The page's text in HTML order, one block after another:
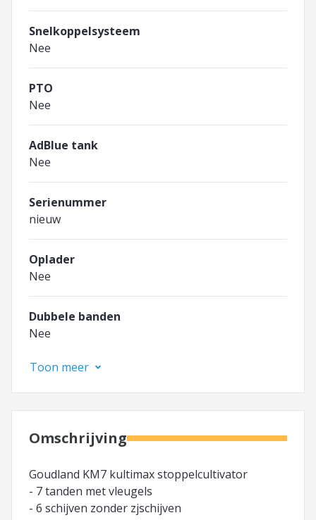
Snelkoppelsysteem
Nee
PTO
Nee
AdBlue tank
Nee
Serienummer
nieuw
Oplader
Nee
Dubbele banden
Nee
Toon meer
Omschrijving
Goudland KM7 kultimax stoppelcultivator
- 7 tanden met vleugels
- 6 schijven zonder zjschijven